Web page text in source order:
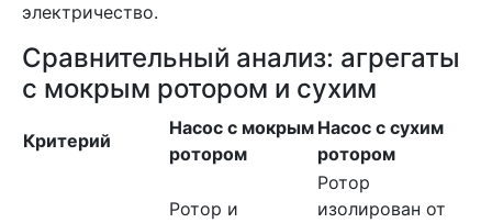
электричество.
Сравнительный анализ: агрегаты
с мокрым ротором и сухим
Критерий
Насос с мокрым
ротором
Насос с сухим
ротором
Ротор и
Ротор
изолирован от